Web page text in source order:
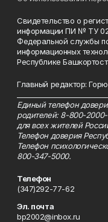
Свидетельство о
информации ПИ № ТУ
Федеральной службы
информационных
Республике
Главный редактор:
Единый телефон
родителей: 8-800-
для всех жителей
Телефон доверия
Телефон
800-347-5000.
Телефон
(347)292-77-62
Эл. почта
bp2002@inbox.ru